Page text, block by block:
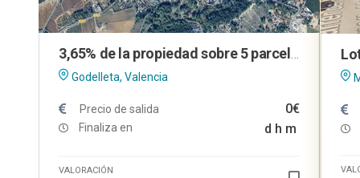
Godelleta, Valencia
Precio de salida 0€
Finaliza en d h m
VALORACIÓN